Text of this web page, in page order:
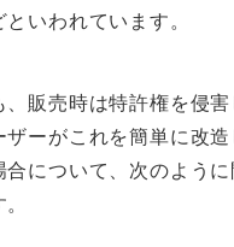
いわれています。
、販売時は特許権を侵
ザーがこれを簡単に改
合について、次のよう